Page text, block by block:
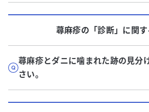
蕁麻疹の「診断」に関
蕁麻疹とダニに噛まれた跡の見分
さい。